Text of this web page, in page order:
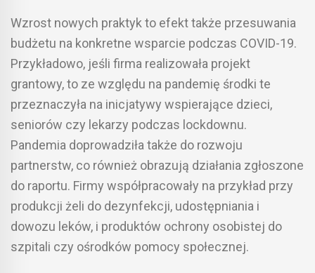
Wzrost nowych praktyk to efekt także przesuwania
budżetu na konkretne wsparcie podczas COVID-19.
Przykładowo, jeśli firma realizowała projekt
grantowy, to ze względu na pandemię środki te
przeznaczyła na inicjatywy wspierające dzieci,
seniorów czy lekarzy podczas lockdownu.
Pandemia doprowadziła także do rozwoju
partnerstw, co również obrazują działania zgłoszone
do raportu. Firmy współpracowały na przykład przy
produkcji żeli do dezynfekcji, udostępniania i
dowozu leków, i produktów ochrony osobistej do
szpitali czy ośrodków pomocy społecznej.